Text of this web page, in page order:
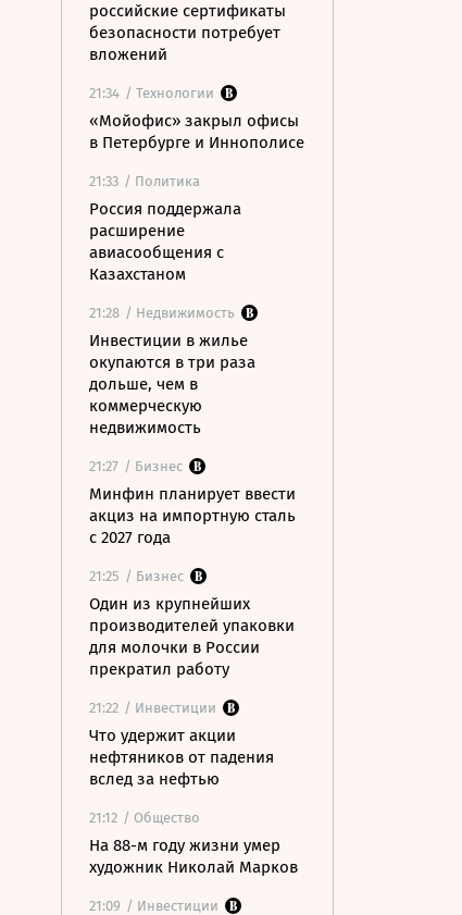
российские сертификаты
безопасности потребует
вложений
21:34 / Технологии
«Мойофис» закрыл офисы
в Петербурге и Иннополисе
21:33 / Политика
Россия поддержала
расширение
авиасообщения с
Казахстаном
21:28 / Недвижимость
Инвестиции в жилье
окупаются в три раза
дольше, чем в
коммерческую
недвижимость
21:27 / Бизнес
Минфин планирует ввести
акциз на импортную сталь
с 2027 года
21:25 / Бизнес
Один из крупнейших
производителей упаковки
для молочки в России
прекратил работу
21:22 / Инвестиции
Что удержит акции
нефтяников от падения
вслед за нефтью
21:12 / Общество
На 88-м году жизни умер
художник Николай Марков
21:09 / Инвестиции